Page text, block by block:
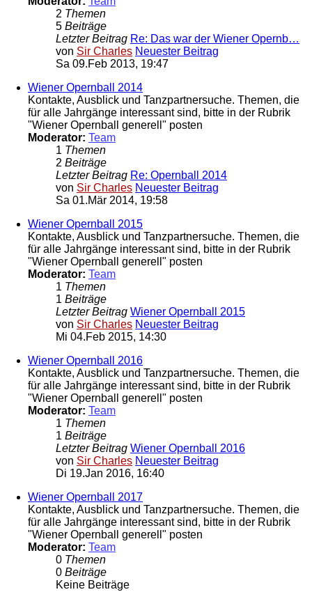
2 Themen
5 Beiträge
Letzter Beitrag Re: Das war der Wiener Opernb…
von Sir Charles Neuester Beitrag
Sa 09.Feb 2013, 19:47
Wiener Opernball 2014
Kontakte, Ausblick und Tanzpartnersuche. Themen, die
für alle Jahrgänge interessant sind, bitte in der Rubrik
"Wiener Opernball generell" posten
Moderator: Team
1 Themen
2 Beiträge
Letzter Beitrag Re: Opernball 2014
von Sir Charles Neuester Beitrag
Sa 01.Mär 2014, 19:58
Wiener Opernball 2015
Kontakte, Ausblick und Tanzpartnersuche. Themen, die
für alle Jahrgänge interessant sind, bitte in der Rubrik
"Wiener Opernball generell" posten
Moderator: Team
1 Themen
1 Beiträge
Letzter Beitrag Wiener Opernball 2015
von Sir Charles Neuester Beitrag
Mi 04.Feb 2015, 14:30
Wiener Opernball 2016
Kontakte, Ausblick und Tanzpartnersuche. Themen, die
für alle Jahrgänge interessant sind, bitte in der Rubrik
"Wiener Opernball generell" posten
Moderator: Team
1 Themen
1 Beiträge
Letzter Beitrag Wiener Opernball 2016
von Sir Charles Neuester Beitrag
Di 19.Jan 2016, 16:40
Wiener Opernball 2017
Kontakte, Ausblick und Tanzpartnersuche. Themen, die
für alle Jahrgänge interessant sind, bitte in der Rubrik
"Wiener Opernball generell" posten
Moderator: Team
0 Themen
0 Beiträge
Keine Beiträge